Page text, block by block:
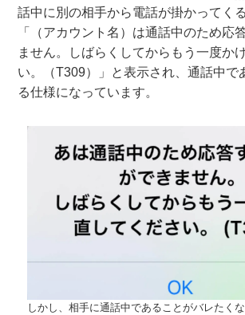
話中に別の相手から電話が掛かってく
「（アカウント名）は通話中のため応
ません。しばらくしてからもう一度か
い。（T309）」と表示され、通話中で
る仕様になっています。
しかし、相手に通話中であることがバレたく